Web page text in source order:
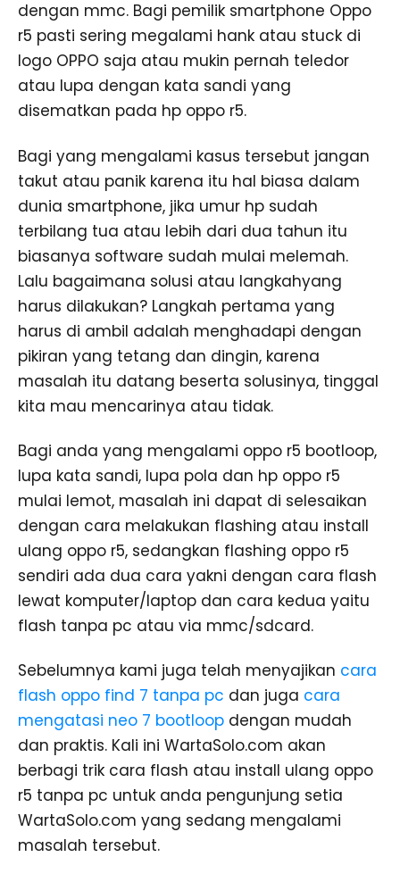
dengan mmc. Bagi pemilik smartphone Oppo
r5 pasti sering megalami hank atau stuck di
logo OPPO saja atau mukin pernah teledor
atau lupa dengan kata sandi yang
disematkan pada hp oppo r5.
Bagi yang mengalami kasus tersebut jangan
takut atau panik karena itu hal biasa dalam
dunia smartphone, jika umur hp sudah
terbilang tua atau lebih dari dua tahun itu
biasanya software sudah mulai melemah.
Lalu bagaimana solusi atau langkahyang
harus dilakukan? Langkah pertama yang
harus di ambil adalah menghadapi dengan
pikiran yang tetang dan dingin, karena
masalah itu datang beserta solusinya, tinggal
kita mau mencarinya atau tidak.
Bagi anda yang mengalami oppo r5 bootloop,
lupa kata sandi, lupa pola dan hp oppo r5
mulai lemot, masalah ini dapat di selesaikan
dengan cara melakukan flashing atau install
ulang oppo r5, sedangkan flashing oppo r5
sendiri ada dua cara yakni dengan cara flash
lewat komputer/laptop dan cara kedua yaitu
flash tanpa pc atau via mmc/sdcard.
Sebelumnya kami juga telah menyajikan cara
flash oppo find 7 tanpa pc dan juga cara
mengatasi neo 7 bootloop dengan mudah
dan praktis. Kali ini WartaSolo.com akan
berbagi trik cara flash atau install ulang oppo
r5 tanpa pc untuk anda pengunjung setia
WartaSolo.com yang sedang mengalami
masalah tersebut.